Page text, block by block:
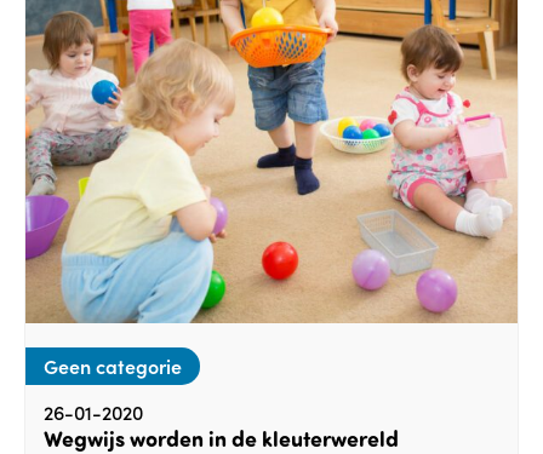
Geen categorie
26-01-2020
Wegwijs worden in de kleuterwereld